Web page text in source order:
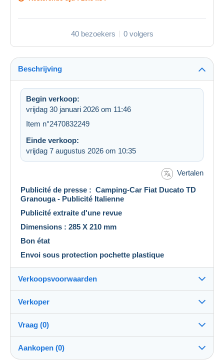
40 bezoekers 0 volgers
Beschrijving
Begin verkoop:
vrijdag 30 januari 2026 om 11:46
Item n°2470832249
Einde verkoop:
vrijdag 7 augustus 2026 om 10:35
Vertalen
Publicité de presse : Camping-Car Fiat Ducato TD
Granouga - Publicité Italienne
Publicité extraite d'une revue
Dimensions : 285 X 210 mm
Bon état
Envoi sous protection pochette plastique
Verkoopsvoorwaarden
Bestemming:
Zie de lijst van landen
Eigenhandig:
Ja
Verkoper
docs-autos100%(243x)
Vraag (0)
Aankopen (0)